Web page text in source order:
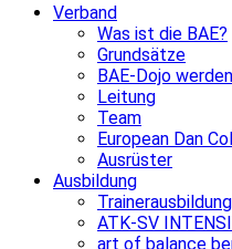
Verband
Was ist die BAE?
Grundsätze
BAE-Dojo werden
Leitung
Team
European Dan
Ausrüster
Ausbildung
Trainerausbildung
ATK-SV
art of balance